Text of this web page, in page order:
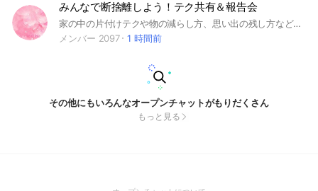
みんなで断捨離しよう！テク共有＆報告会
家の中の片付けテクや物の減らし方、思い出の残し方などを共有！片付けできたら報告し合おう！ #断捨離 #大掃除 #片付け #ミニマリスト #掃除 #テク #お得 #節約 #収納 #スッキリ
メンバー 2097
1 時間前
その他にもいろんなオープンチャットがもりだくさん
もっと見る